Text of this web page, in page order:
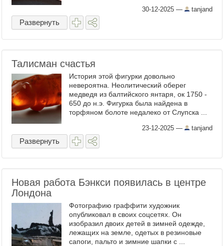
30-12-2025 — tanjand
Развернуть
Талисман счастья
История этой фигурки довольно
невероятна. Неолитический оберег
медведя из балтийского янтаря, ок 1750 -
650 до н.э. Фигурка была найдена в
торфяном болоте недалеко от Слупска ...
23-12-2025 — tanjand
Развернуть
Новая работа Бэнкси появилась в центре
Лондона
Фотографию граффити художник
опубликовал в своих соцсетях. Он
изобразил двоих детей в зимней одежде,
лежащих на земле, одетых в резиновые
сапоги, пальто и зимние шапки с ...